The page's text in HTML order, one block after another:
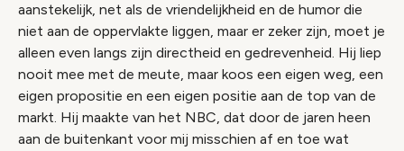
aanstekelijk, net als de vriendelijkheid en de humor die
niet aan de oppervlakte liggen, maar er zeker zijn, moet je
alleen even langs zijn directheid en gedrevenheid. Hij liep
nooit mee met de meute, maar koos een eigen weg, een
eigen propositie en een eigen positie aan de top van de
markt. Hij maakte van het NBC, dat door de jaren heen
aan de buitenkant voor mij misschien af en toe wat